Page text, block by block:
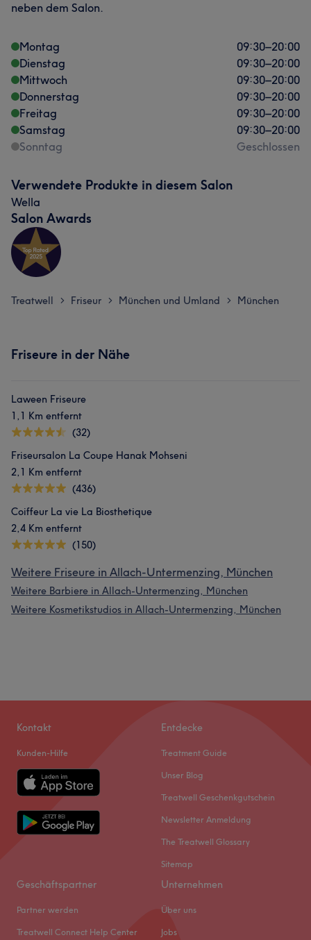
neben dem Salon.
Montag 09:30–20:00
Dienstag
09:30–20:00
Mittwoch
09:30–20:00
Donnerstag
09:30–20:00
Freitag
09:30–20:00
Samstag
09:30–20:00
Sonntag
Geschlossen
Verwendete Produkte in diesem Salon
Wella
Salon Awards
Treatwell > Friseur > München und Umland > München
Friseure in der Nähe
Laween Friseure
1,1 Km entfernt
(32)
Friseursalon La Coupe Hanak Mohseni
2,1 Km entfernt
(436)
Coiffeur La vie La Biosthetique
2,4 Km entfernt
(150)
Weitere Friseure in Allach-Untermenzing, München
Weitere Barbiere in Allach-Untermenzing, München
Weitere Kosmetikstudios in Allach-Untermenzing, München
Kontakt
Kunden-Hilfe
Entdecke
Treatment Guide
Unser Blog
Treatwell Geschenkgutschein
Newsletter Anmeldung
The Treatwell Glossary
Sitemap
Geschäftspartner
Partner werden
Treatwell Connect Help Center
Unternehmen
Über uns
Jobs